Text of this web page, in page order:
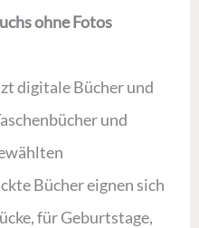
ohne Fotos
digitale Bücher und
und
Bücher eignen sich
für Geburtstage,